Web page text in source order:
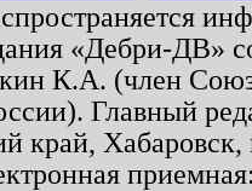
«Дебри-ДВ»
К.А. (член
Главный
край,